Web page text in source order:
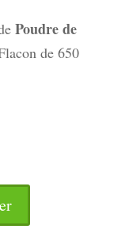
Poudre de
de 650